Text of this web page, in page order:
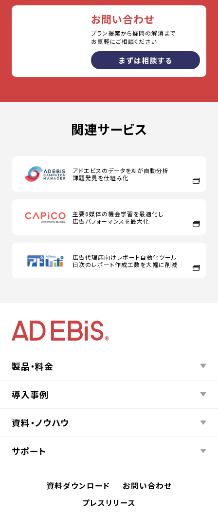
お問い合わせ
プラン提案から疑問の解消まで
お気軽にご相談ください
まずは相談する
関連サービス
アドエビスのデータをAIが自動分析
課題発見を仕組み化
主要6媒体の機会学習を最適化し
広告パフォーマンスを最大化
広告代理店向けレポート自動化ツール
日次のレポート作成工数を大幅に削減
製品・料金
導入事例
資料・ノウハウ
サポート
資料ダウンロード
お問い合わせ
プレスリリース